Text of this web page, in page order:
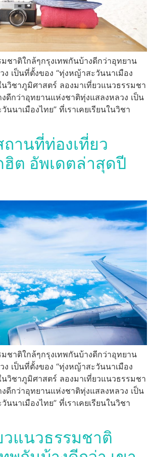
ชาติใกล้ๆกรุงเทพกันบ้างดีกว่าอุทยาน
เป็นที่ตั้งของ “ทุ่งหญ้าสะวันนาเมือง
นวิชาภูมิศาสตร์ ลองมาเที่ยวแนวธรรมชา
ดีกว่าอุทยานแห่งชาติทุ่งแสลงหลวง เป็น
นาเมืองไทย” ที่เราเคยเรียนในวิชา
านที่ท่องเที่ยว
ฮิต อัพเดตล่าสุดปี
ชาติใกล้ๆกรุงเทพกันบ้างดีกว่าอุทยาน
เป็นที่ตั้งของ “ทุ่งหญ้าสะวันนาเมือง
นวิชาภูมิศาสตร์ ลองมาเที่ยวแนวธรรมชา
ดีกว่าอุทยานแห่งชาติทุ่งแสลงหลวง เป็น
นาเมืองไทย” ที่เราเคยเรียนในวิชา
วแนวธรรมชาติ